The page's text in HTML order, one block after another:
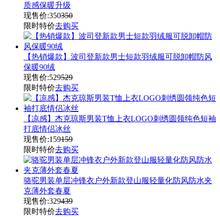
质感保暖升级
现售价:350350
限时特价去购买
【热销爆款】波司登新款男士短款羽绒服可脱卸帽防风
保暖90绒
现售价:529529
限时特价去购买
【凉感】杰克琼斯男装T恤上衣LOGO刺绣圆领纯色短袖
打底情侣冰丝
现售价:159159
限时特价去购买
骆驼男装单层冲锋衣户外新款登山服轻量化防风防水夹
克薄外套春夏
现售价:329439
限时特价去购买